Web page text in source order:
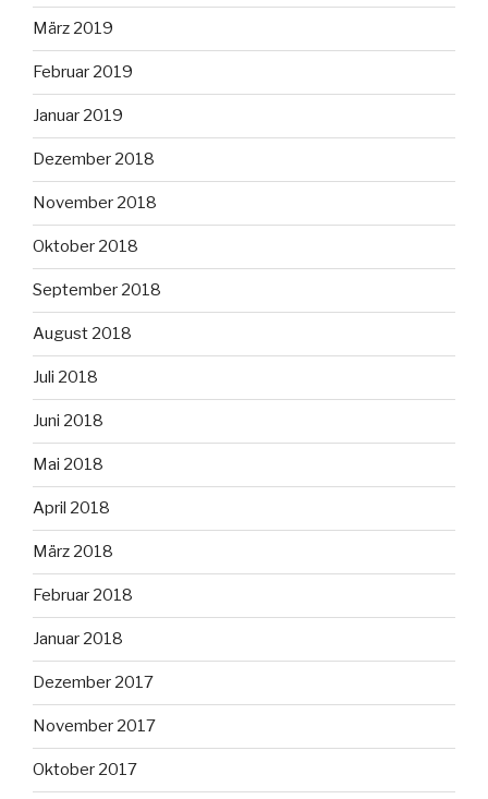
März 2019
Februar 2019
Januar 2019
Dezember 2018
November 2018
Oktober 2018
September 2018
August 2018
Juli 2018
Juni 2018
Mai 2018
April 2018
März 2018
Februar 2018
Januar 2018
Dezember 2017
November 2017
Oktober 2017